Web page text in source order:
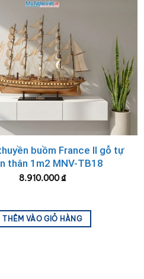
tách hay cả đĩa lót) để tặng
trà in logo giá tốt nhất
buồm France II gỗ tự
thân 1m2 MNV-TB18
8.910.000₫
THÊM VÀO GIỎ HÀNG